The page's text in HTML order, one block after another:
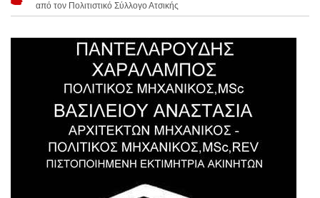
από τον Πολιτιστικό Σύλλογο Ατσικής